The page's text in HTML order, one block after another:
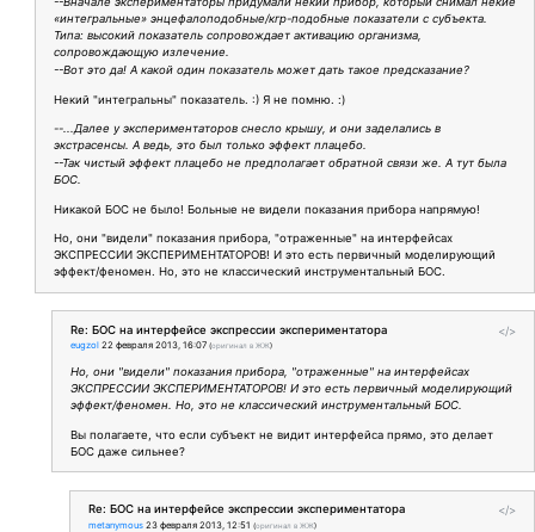
«интегральные» энцефалоподобные/кгр-подобные показатели с субъекта.
Типа: высокий показатель сопровождает активацию организма,
сопровождающую излечение.
--Вот это да! А какой один показатель может дать такое предсказание?
Некий "интегральны" показатель. :) Я не помню. :)
--...Далее у экспериментаторов снесло крышу, и они заделались в
экстрасенсы. А ведь, это был только эффект плацебо.
--Так чистый эффект плацебо не предполагает обратной связи же. А тут была
БОС.
Никакой БОС не было! Больные не видели показания прибора напрямую!
Но, они "видели" показания прибора, "отраженные" на интерфейсах
ЭКСПРЕССИИ ЭКСПЕРИМЕНТАТОРОВ! И это есть первичный моделирующий
эффект/феномен. Но, это не классический инструментальный БОС.
</>
Re: БОС на интерфейсе экспрессии экспериментатора
eugzol 22 февраля 2013, 16:07 (оригинал в ЖЖ)
Но, они "видели" показания прибора, "отраженные" на интерфейсах
ЭКСПРЕССИИ ЭКСПЕРИМЕНТАТОРОВ! И это есть первичный моделирующий
эффект/феномен. Но, это не классический инструментальный БОС.
Вы полагаете, что если субъект не видит интерфейса прямо, это делает
БОС даже сильнее?
</>
Re: БОС на интерфейсе экспрессии экспериментатора
metanymous 23 февраля 2013, 12:51 (оригинал в ЖЖ)